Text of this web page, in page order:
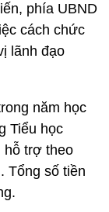
phía UBND
cách chức
lãnh đạo
năm học
Tiểu học
hỗ trợ theo
Tổng số tiền